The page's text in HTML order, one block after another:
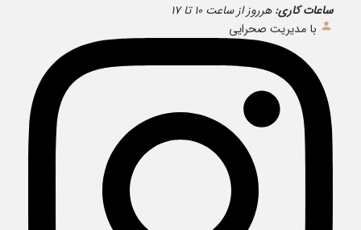
ساعات کاری: هرروز از ساعت ۱۰ تا ۱۷
با مدیریت صحرایی